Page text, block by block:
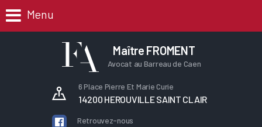
Menu
Maître FROMENT
Avocat au Barreau de Caen
6 Place Pierre Et Marie Curie
14200 HEROUVILLE SAINT CLAIR
Retrouvez-nous